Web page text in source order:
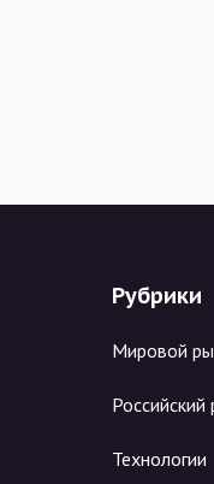
Рубрики
Мировой
Российский
Технологии